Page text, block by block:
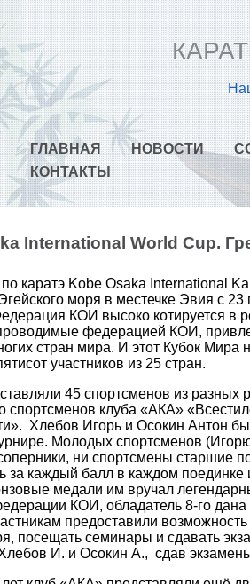
ГЛАВНАЯ НОВОСТИ
КОНТАКТЫ
International World Cup.
каратэ Kobe Osaka International
моря в местечке Эвия с
КОИ высоко котируется в
федерацией КОИ,
стран мира. И этот Кубок
участников из 25 стран.
45 спортсменов из разных
спортсменов клуба «АКА»
Хлебов Игорь и Осокин Антон
Молодых спортсменов (Игорю
ни спортсмены старшие
за каждый балл в каждом поединке
медали им вручал
КОИ, обладатель 8-го дана
предоставили
посещать семинары и сдавать
И. и Осокин А., сдав